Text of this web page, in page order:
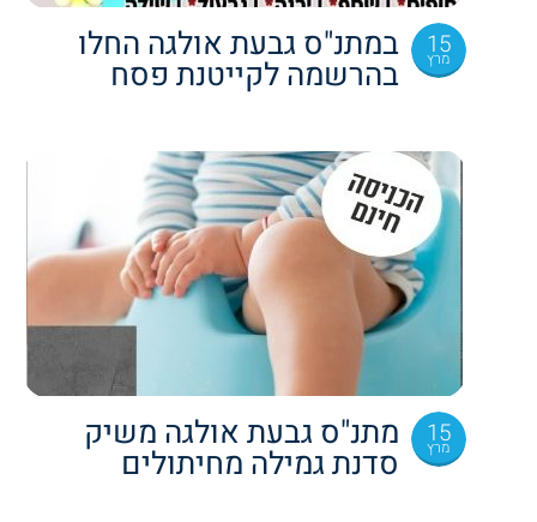
15
מרץ במתנ"ס גבעת אולגה החלו
בהרשמה לקייטנת פסח
15
מרץ מתנ"ס גבעת אולגה משיק
סדנת גמילה מחיתולים